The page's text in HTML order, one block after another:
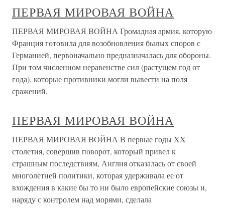
ПЕРВАЯ МИРОВАЯ ВОЙНА
ПЕРВАЯ МИРОВАЯ ВОЙНА Громадная армия, которую
Франция готовила для возобновления былых споров с
Германией, первоначально предназначалась для обороны.
При том численном неравенстве сил (растущем год от
года), которые противники могли вывести на поля
сражений,
ПЕРВАЯ МИРОВАЯ ВОЙНА
ПЕРВАЯ МИРОВАЯ ВОЙНА В первые годы XX
столетия, совершив поворот, который привел к
страшным последствиям, Англия отказалась от своей
многолетней политики, которая удерживала ее от
вхождения в какие бы то ни было европейские союзы и,
наряду с контролем над морями, сделала